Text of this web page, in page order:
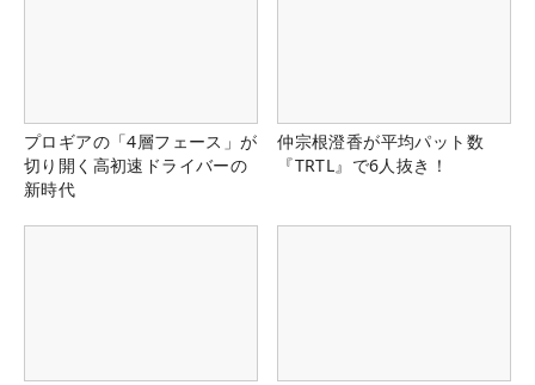
プロギアの「4層フェース」が
切り開く高初速ドライバーの
新時代
仲宗根澄香が平均パット数
『TRTL』で6人抜き！